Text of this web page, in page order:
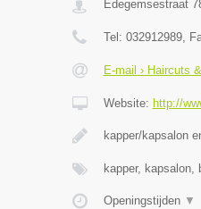
Edegemsestraat
Tel: 032912989,
E-mail › Haircuts
Website: http://
kapper/kapsalon
kapper, kapsalon,
Openingstijden ▼